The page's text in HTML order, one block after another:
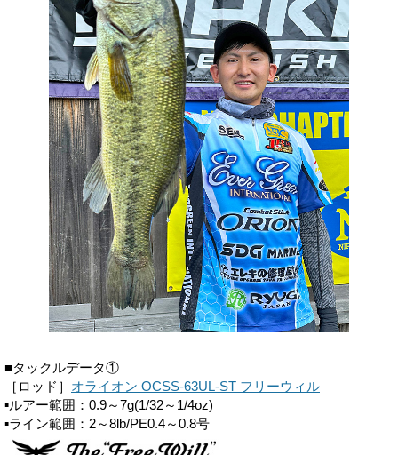
■タックルデータ①
［ロッド］ オライオン OCSS-63UL-ST フリーウィル
▪ルアー範囲：0.9～7g(1/32～1/4oz)
▪ライン範囲：2～8lb/PE0.4～0.8号